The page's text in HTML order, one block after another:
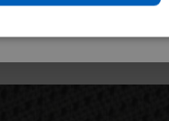
CHINESE (SIMPLIFIED)
ITALIAN